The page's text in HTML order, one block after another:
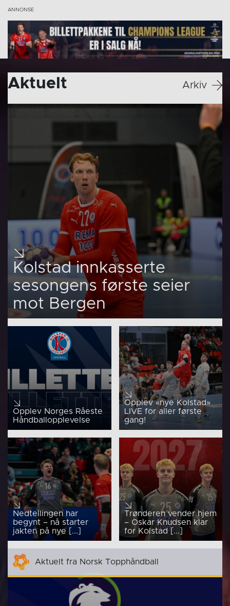
Aktuelt Arkiv
Kolstad innkasserte
sesongens første seier
mot Bergen
Opplev Norges Råeste
Håndballopplevelse
Opplev «nye Kolstad»
LIVE for aller første
gang!
Nedtellingen har
begynt – nå starter
jakten på nye [...]
Trønderen vender hjem
– Oskar Knudsen klar
for Kolstad [...]
Aktuelt fra Norsk Topphåndball